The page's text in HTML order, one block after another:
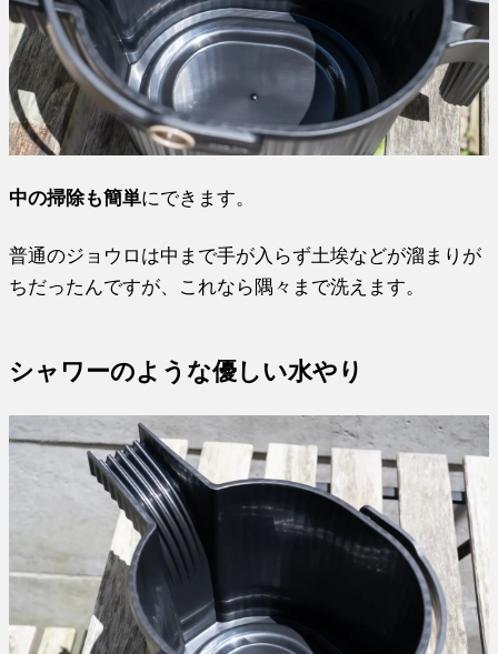
中の掃除も簡単にできます。
普通のジョウロは中まで手が入らず土埃などが溜まりが
ちだったんですが、これなら隅々まで洗えます。
シャワーのような優しい水やり